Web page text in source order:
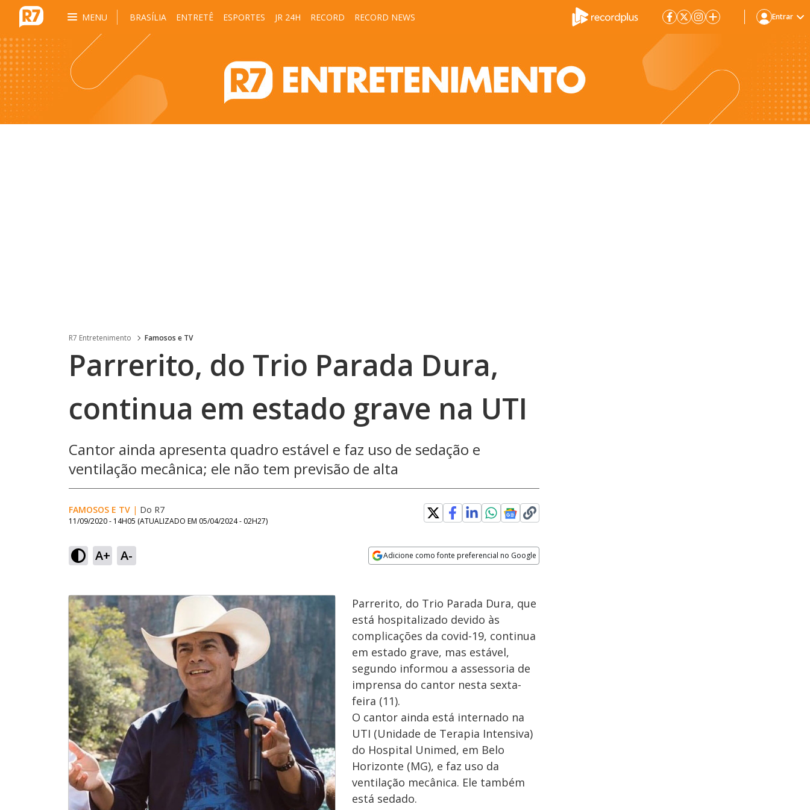
MENU BRASÍLIA ENTRETÊ ESPORTES JR 24H RECORD RECORD NEWS Entrar
R7 Entretenimento Famosos e TV
Parrerito, do Trio Parada Dura,
continua em estado grave na UTI
Cantor ainda apresenta quadro estável e faz uso de sedação e
ventilação mecânica; ele não tem previsão de alta
FAMOSOS E TV | Do R7
11/09/2020 - 14H05 (ATUALIZADO EM 05/04/2024 - 02H27)
A+ A- Adicione como fonte preferencial no Google
Parrerito, do Trio Parada Dura, que
está hospitalizado devido às
complicações da covid-19, continua
em estado grave, mas estável,
segundo informou a assessoria de
imprensa do cantor nesta sexta-
feira (11).
O cantor ainda está internado na
UTI (Unidade de Terapia Intensiva)
do Hospital Unimed, em Belo
Horizonte (MG), e faz uso da
ventilação mecânica. Ele também
está sedado.